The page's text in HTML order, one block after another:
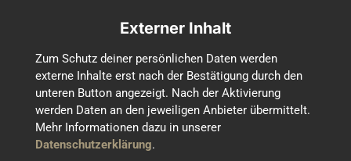
Externer Inhalt
Zum Schutz deiner persönlichen Daten werden
externe Inhalte erst nach der Bestätigung durch den
unteren Button angezeigt. Nach der Aktivierung
werden Daten an den jeweiligen Anbieter übermittelt.
Mehr Informationen dazu in unserer
Datenschutzerklärung.